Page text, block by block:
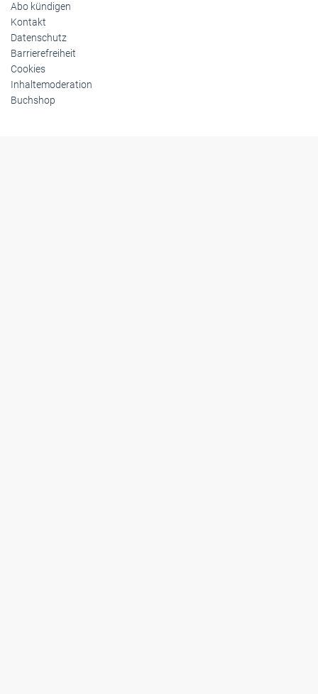
Abo kündigen
Kontakt
Datenschutz
Barrierefreiheit
Cookies
Inhaltemoderation
Buchshop